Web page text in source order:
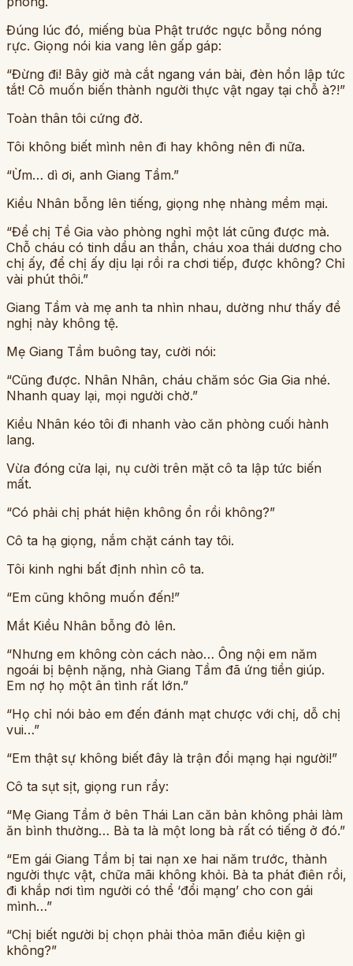
Đúng lúc đó, miếng bùa Phật trước ngực bỗng nóng
rực. Giọng nói kia vang lên gấp gáp:
“Đừng đi! Bây giờ mà cắt ngang ván bài, đèn hồn lập tức
tắt! Cô muốn biến thành người thực vật ngay tại chỗ à?!”
Toàn thân tôi cứng đờ.
Tôi không biết mình nên đi hay không nên đi nữa.
“Ừm… dì ơi, anh Giang Tầm.”
Kiều Nhân bỗng lên tiếng, giọng nhẹ nhàng mềm mại.
“Để chị Tề Gia vào phòng nghỉ một lát cũng được mà.
Chỗ cháu có tinh dầu an thần, cháu xoa thái dương cho
chị ấy, để chị ấy dịu lại rồi ra chơi tiếp, được không? Chỉ
vài phút thôi.”
Giang Tầm và mẹ anh ta nhìn nhau, dường như thấy đề
nghị này không tệ.
Mẹ Giang Tầm buông tay, cười nói:
“Cũng được. Nhân Nhân, cháu chăm sóc Gia Gia nhé.
Nhanh quay lại, mọi người chờ.”
Kiều Nhân kéo tôi đi nhanh vào căn phòng cuối hành
lang.
Vừa đóng cửa lại, nụ cười trên mặt cô ta lập tức biến
mất.
“Có phải chị phát hiện không ổn rồi không?”
Cô ta hạ giọng, nắm chặt cánh tay tôi.
Tôi kinh nghi bất định nhìn cô ta.
“Em cũng không muốn đến!”
Mắt Kiều Nhân bỗng đỏ lên.
“Nhưng em không còn cách nào… Ông nội em năm
ngoái bị bệnh nặng, nhà Giang Tầm đã ứng tiền giúp.
Em nợ họ một ân tình rất lớn.”
“Họ chỉ nói bảo em đến đánh mạt chược với chị, dỗ chị
vui…”
“Em thật sự không biết đây là trận đổi mạng hại người!”
Cô ta sụt sịt, giọng run rẩy:
“Mẹ Giang Tầm ở bên Thái Lan căn bản không phải làm
ăn bình thường… Bà ta là một long bà rất có tiếng ở đó.”
“Em gái Giang Tầm bị tai nạn xe hai năm trước, thành
người thực vật, chữa mãi không khỏi. Bà ta phát điên rồi,
đi khắp nơi tìm người có thể ‘đổi mạng’ cho con gái
mình…”
“Chị biết người bị chọn phải thỏa mãn điều kiện gì
không?”